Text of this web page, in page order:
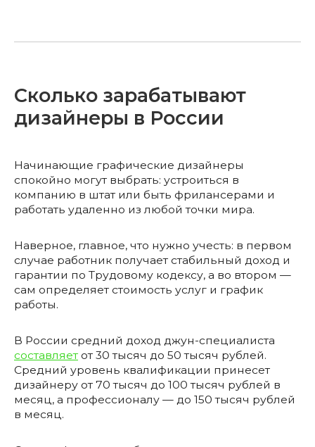
Сколько зарабатывают
дизайнеры в России
Начинающие графические дизайнеры
спокойно могут выбрать: устроиться в
компанию в штат или быть фрилансерами и
работать удаленно из любой точки мира.
Наверное, главное, что нужно учесть: в первом
случае работник получает стабильный доход и
гарантии по Трудовому кодексу, а во втором —
сам определяет стоимость услуг и график
работы.
В России средний доход джун-специалиста
составляет от 30 тысяч до 50 тысяч рублей.
Средний уровень квалификации принесет
дизайнеру от 70 тысяч до 100 тысяч рублей в
месяц, а профессионалу — до 150 тысяч рублей
в месяц.